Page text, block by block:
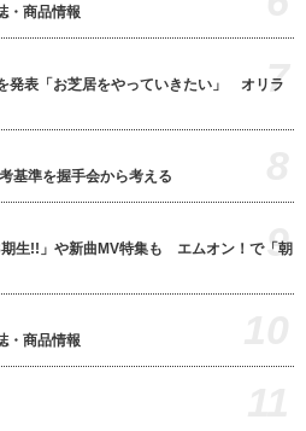
・商品情報
発表「お芝居をやっていきたい」 オリラ
7
基準を握手会から考える
生!!」や新曲MV特集も エムオン！で「朝
9
・商品情報